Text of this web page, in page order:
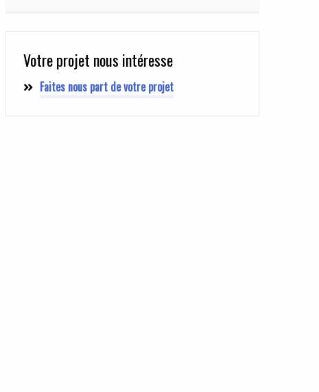
Votre projet nous intéresse
Faites nous part de votre projet